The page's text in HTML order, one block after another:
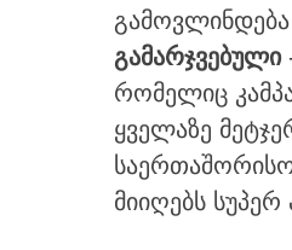
გამოვლინდება
გამარჯვებული
რომელიც
ყველაზე
მიიღებს სუპერ